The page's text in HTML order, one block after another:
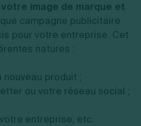
votre image de marque et
campagne publicitaire
pour votre entreprise. Cet
natures :
nouveau produit ;
ou votre réseau social ;
entreprise, etc.